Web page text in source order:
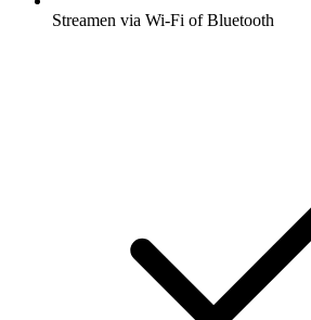
Streamen via Wi-Fi of Bluetooth